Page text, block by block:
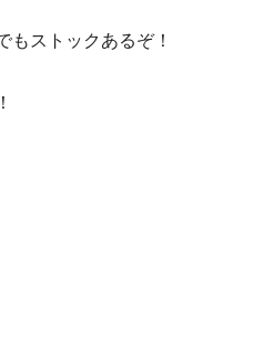
もストックあるぞ！